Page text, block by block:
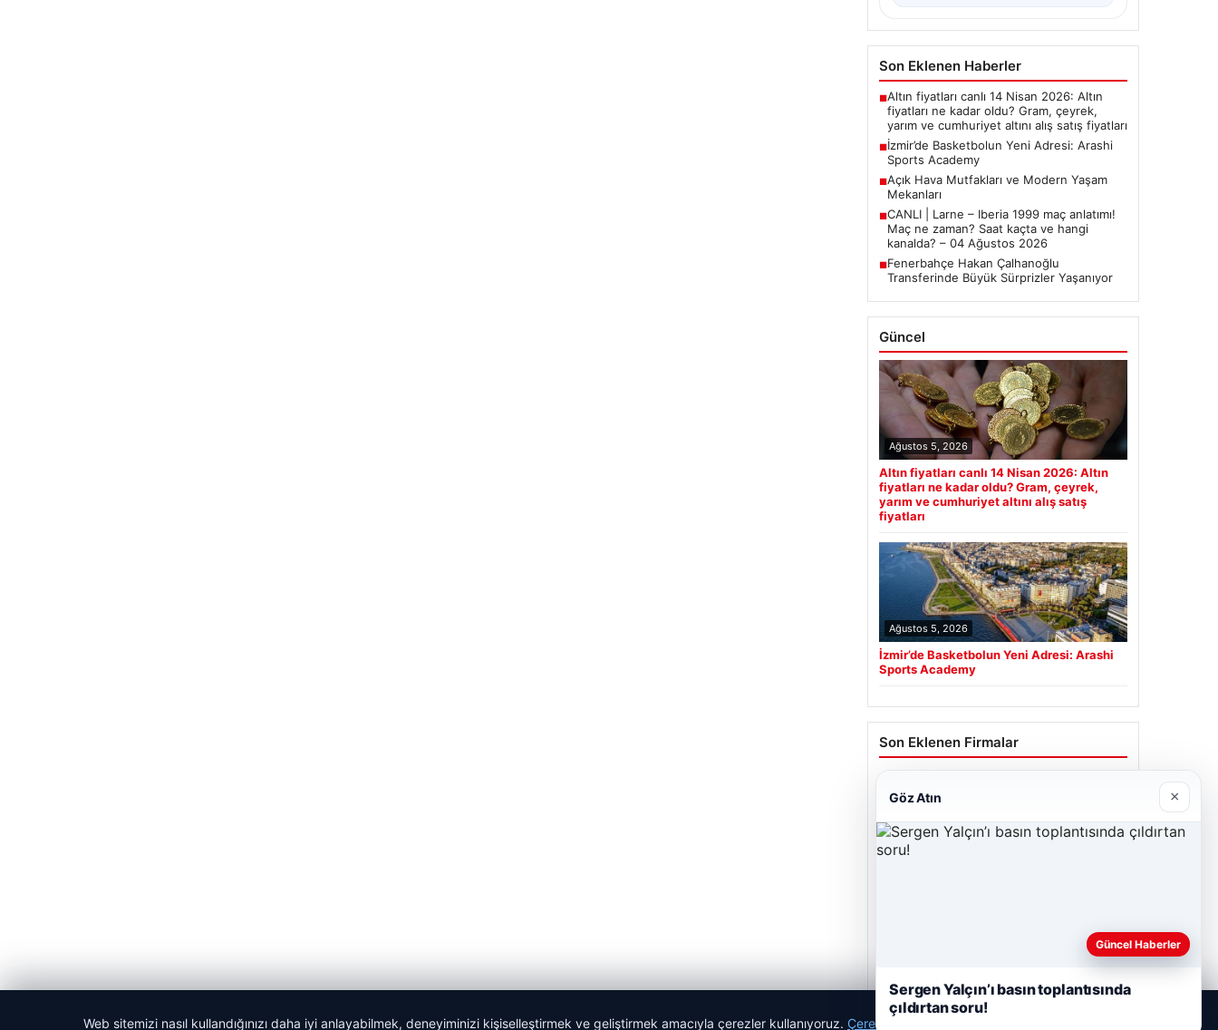
Son Eklenen Haberler
■Altın fiyatları canlı 14 Nisan 2026: Altın
fiyatları ne kadar oldu? Gram, çeyrek,
yarım ve cumhuriyet altını alış satış fiyatları
■İzmir’de Basketbolun Yeni Adresi: Arashi
Sports Academy
■Açık Hava Mutfakları ve Modern Yaşam
Mekanları
■CANLI | Larne – Iberia 1999 maç anlatımı!
Maç ne zaman? Saat kaçta ve hangi
kanalda? – 04 Ağustos 2026
■Fenerbahçe Hakan Çalhanoğlu
Transferinde Büyük Sürprizler Yaşanıyor
Güncel
Ağustos 5, 2026
Altın fiyatları canlı 14 Nisan 2026: Altın
fiyatları ne kadar oldu? Gram, çeyrek,
yarım ve cumhuriyet altını alış satış
fiyatları
Ağustos 5, 2026
İzmir’de Basketbolun Yeni Adresi: Arashi
Sports Academy
Son Eklenen Firmalar
Web sitemizi nasıl kullandığınızı daha iyi anlayabilmek, deneyiminizi kişiselleştirmek ve geliştirmek amacıyla çerezler kullanıyoruz. Çerez Politikamız
Göz Atın ×
Güncel Haberler
Sergen Yalçın’ı basın toplantısında
çıldırtan soru!